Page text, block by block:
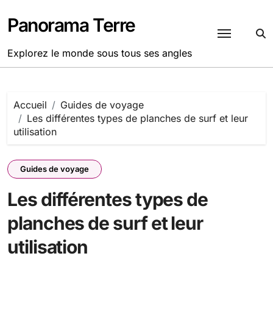
au
contenu
Panorama Terre
Explorez le monde sous tous ses angles
Accueil
Guides de voyage
Les différentes types de planches de surf et leur
utilisation
Guides de voyage
Les différentes types de
planches de surf et leur
utilisation